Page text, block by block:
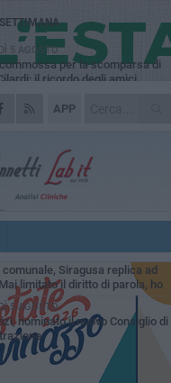
APP
5 AGOSTO
per la scomparsa di
il ricordo degli amici
muore a bordo di un
cerca autisti e
per gli scuolabus:
Marta Maria Pisani, ultima
sartoria molfettese
comunale, Siragusa replica ad
limitato il diritto di parola, ho
5 AGOSTO
nominato il nuovo Consiglio di